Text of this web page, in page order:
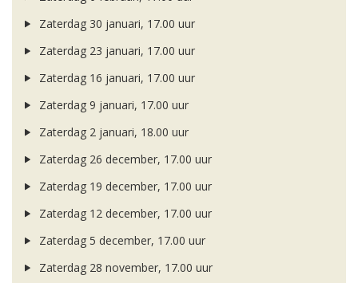
Zaterdag 30 januari, 17.00 uur
Zaterdag 23 januari, 17.00 uur
Zaterdag 16 januari, 17.00 uur
Zaterdag 9 januari, 17.00 uur
Zaterdag 2 januari, 18.00 uur
Zaterdag 26 december, 17.00 uur
Zaterdag 19 december, 17.00 uur
Zaterdag 12 december, 17.00 uur
Zaterdag 5 december, 17.00 uur
Zaterdag 28 november, 17.00 uur